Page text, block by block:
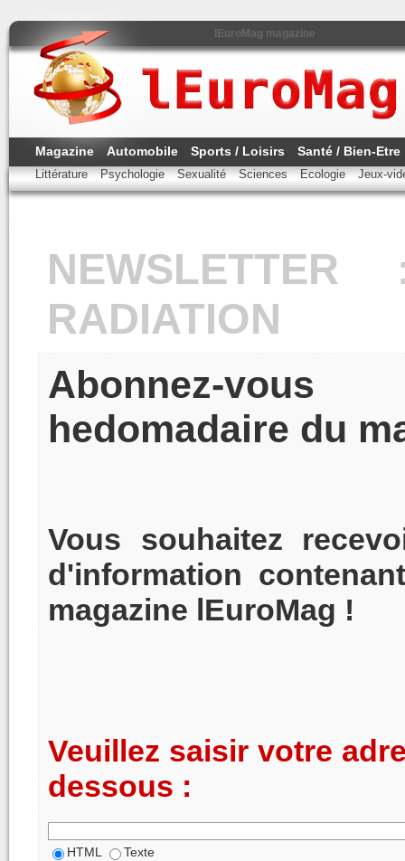
lEuroMag magazine
Magazine Automobile Sports / Loisirs Santé / Bien-Etre
Littérature Psychologie Sexualité Sciences Ecologie Jeux-
RADIATION
Abonnez-
hedomadaire du
Vous souhaitez
d'information
magazine lEuroMag !
Veuillez saisir votre
dessous :
HTML
Texte